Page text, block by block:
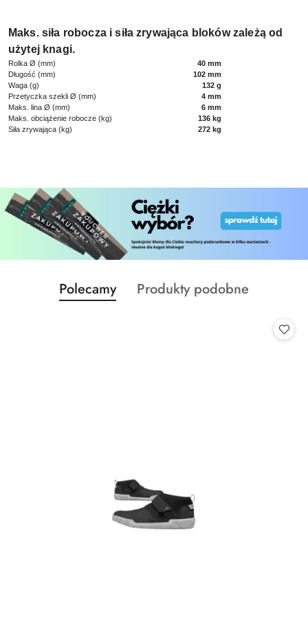
Maks. siła robocza i siła zrywająca bloków zależą od
użytej knagi.
Rolka Ø (mm)
40 mm
Długość (mm)
102 mm
Waga (g)
132 g
Przetyczka szekli Ø (mm)
4 mm
Maks. lina Ø (mm)
6 mm
Maks. obciążenie robocze (kg)
136 kg
Siła zrywająca (kg)
272 kg
Pomiń karuzelę produktów
Produkty
o
Polecamy
Produkty
Produkty podobne